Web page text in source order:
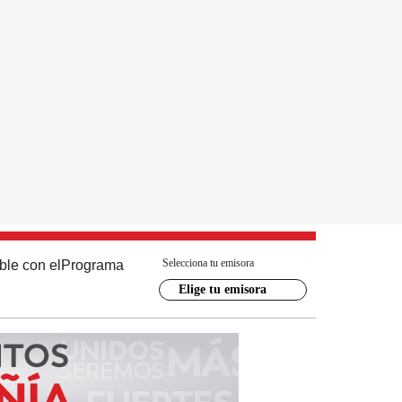
con el Programa Selecciona tu emisora
Elige tu emisora